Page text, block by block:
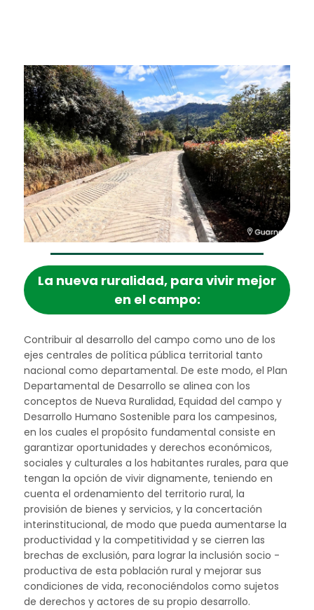
la nueva ruralidad, para vivir mejor
en el campo:
Contribuir al desarrollo del campo como uno de los
ejes centrales de política pública territorial tanto
nacional como departamental. De este modo, el Plan
Departamental de Desarrollo se alinea con los
conceptos de Nueva Ruralidad, Equidad del campo y
Desarrollo Humano Sostenible para los campesinos,
en los cuales el propósito fundamental consiste en
garantizar oportunidades y derechos económicos,
sociales y culturales a los habitantes rurales, para que
tengan la opción de vivir dignamente, teniendo en
cuenta el ordenamiento del territorio rural, la
provisión de bienes y servicios, y la concertación
interinstitucional, de modo que pueda aumentarse la
productividad y la competitividad y se cierren las
brechas de exclusión, para lograr la inclusión socio -
productiva de esta población rural y mejorar sus
condiciones de vida, reconociéndolos como sujetos
de derechos y actores de su propio desarrollo.